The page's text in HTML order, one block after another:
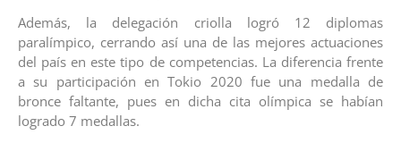
Además, la delegación criolla logró 12 diplomas
paralímpico, cerrando así una de las mejores actuaciones
del país en este tipo de competencias. La diferencia frente
a su participación en Tokio 2020 fue una medalla de
bronce faltante, pues en dicha cita olímpica se habían
logrado 7 medallas.